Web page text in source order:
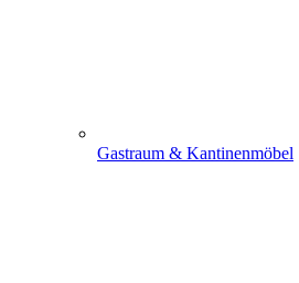
Gastraum & Kantinenmöbel